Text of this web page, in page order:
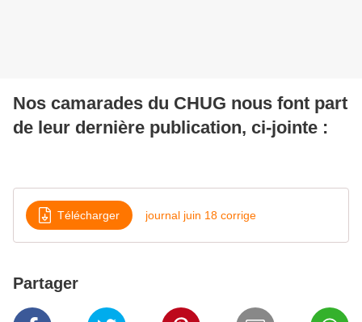
Nos camarades du CHUG nous font part
de leur dernière publication, ci-jointe :
Télécharger journal juin 18 corrige
Partager